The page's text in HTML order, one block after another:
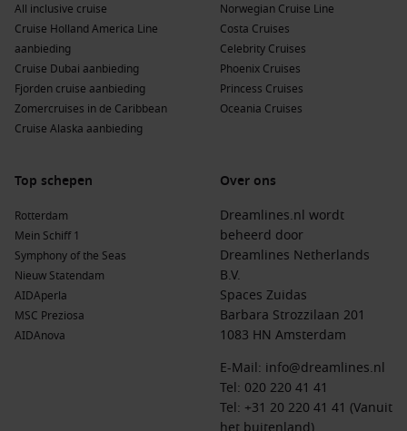
Celebrity Cruises
: Met een vloot van 17 schepen,
waaronderCelebrity Millennium, biedt Celebrity Cruises
luxe cruises met eersteklas service, vertrekkend vanuit
Singapore ofMumbai
Norwegian Cruise Line
: Met 21 schepen, waaronder
Norwegian Sun en
een ontspannen cruisestijl met vele eet- en
Bangkok.
Princess Cruises
: Met 16 schepen, waaronderDiamond
Princess
, staat Princess Cruises bekend om zijn
gastvrijheid en luxe ervaring, vaak vertrekkend vanuit
Singapore of
Royal Caribbean
: Met een vloot van 29 schepen, zoals
Ovation of the Seas
Anthem of the Seas, biedt Royal
Caribbean spannende cruises met talloze activiteiten aan
: Met 8 schepen, waaronder
, biedt TUI Cruises een ontspannen cruise-ervaring
met een focus op gastronomische ervaringen, vertrekkend
All inclusive cruise
Cruise Holland America Line
aanbieding
Cruise Dubai aanbieding
Fjorden cruise aanbieding
Zomercruises in de Caribbean
Cruise Alaska aanbieding
Norwegian Cruise Line
Costa Cruises
Celebrity Cruises
Phoenix Cruises
Princess Cruises
Oceania Cruises
Top schepen
Rotterdam
Mein Schiff 1
Symphony of the Seas
Nieuw Statendam
AIDAperla
MSC Preziosa
AIDAnova
Over ons
Dreamlines.nl wordt
beheerd door
Dreamlines Netherlands
B.V.
Spaces Zuidas
Barbara Strozzilaan 201
1083 HN Amsterdam
E-Mail: info@dreamlines.nl
Tel: 020 220 41 41
Tel: +31 20 220 41 41 (Vanuit